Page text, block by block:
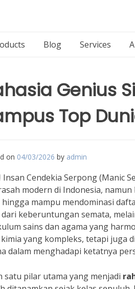
Blog Services
Genius
Top
on 04/03/2026 by admin
Insan Cendekia Serpong (Manic
modern di Indonesia,
hingga mampu mendominasi
dari keberuntungan semata,
sains dan agama yang
yang kompleks, tetapi juga
dalam menghadapi ketatnya
satu pilar utama yang menjadi